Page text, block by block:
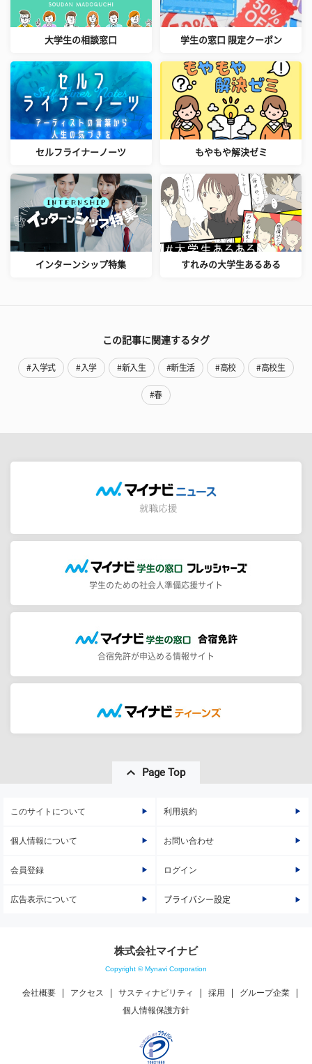
大学生の相談窓口 学生の窓口 限定クーポン
セルフライナーノーツ もやもや解決ゼミ
インターンシップ特集 すれみの大学生あるある
この記事に関連するタグ
#入学式 #入学 #新入生 #新生活 #高校 #高校生
#春
学生のための社会人準備応援サイト
合宿免許が申込める情報サイト
Page Top
このサイトについて 利用規約
個人情報について お問い合わせ
会員登録 ログイン
広告表示について プライバシー設定
株式会社マイナビ
Copyright © Mynavi Corporation
会社概要 アクセス サスティナビリティ 採用
グループ企業
個人情報保護方針